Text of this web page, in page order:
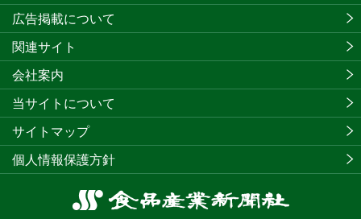
食
広告掲載について
関連サイト
会社案内
当サイトについて
サイトマップ
個人情報保護方針